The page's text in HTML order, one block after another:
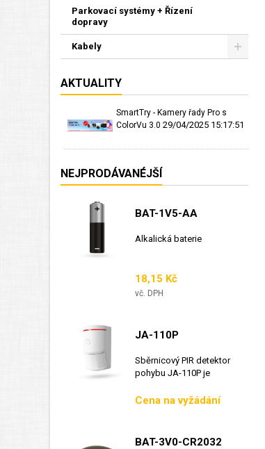
Parkovací systémy + Řízení
dopravy
Kabely
AKTUALITY
SmartTry - Kamery řady Pro s
ColorVu 3.0 29/04/2025 15:17:51
NEJPRODÁVANÉJŠÍ
BAT-1V5-AA
Alkalická baterie
Cena
18,15 Kč
vč. DPH
JA-110P
Sběrnicový PIR detektor
pohybu JA-110P je
Cena
Cena na vyžádání
BAT-3V0-CR2032